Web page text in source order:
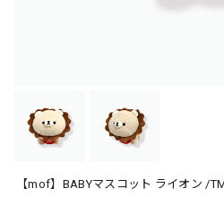
【mof】BABYマスコット ライオン /